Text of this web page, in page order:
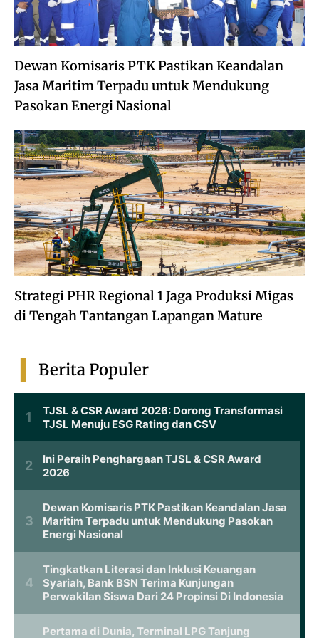
Dewan Komisaris PTK Pastikan Keandalan
Jasa Maritim Terpadu untuk Mendukung
Pasokan Energi Nasional
Strategi PHR Regional 1 Jaga Produksi Migas
di Tengah Tantangan Lapangan Mature
Berita Populer